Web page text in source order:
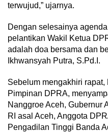
terwujud,” ujarnya.
Dengan selesainya
pelantikan Wakil Ketua
adalah doa bersama dan
Ikhwansyah Putra, S.Pd.I.
Sebelum mengakhiri
Pimpinan DPRA,
Nanggroe Aceh, Gubernur
RI asal Aceh, Anggota
Pengadilan Tinggi Banda